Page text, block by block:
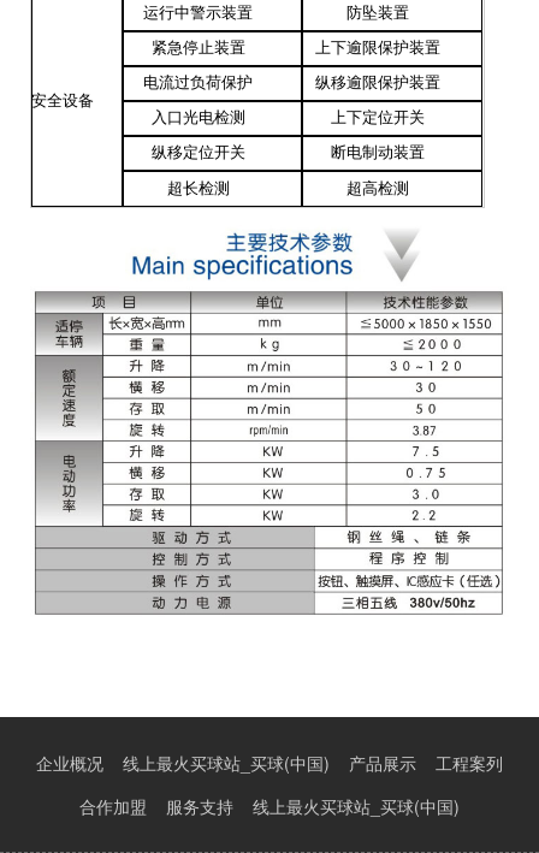
安全设备
运行中警示装置
防坠装置
紧急停止装置
上下逾限保护装置
电流过负荷保护
纵移逾限保护装置
入口光电检测
上下定位开关
纵移定位开关
断电制动装置
超长检测
超高检测
企业概况 线上最火买球站_买球(中国) 产品展示
工程案列
合作加盟
服务支持 线上最火买球站_买球(中国)